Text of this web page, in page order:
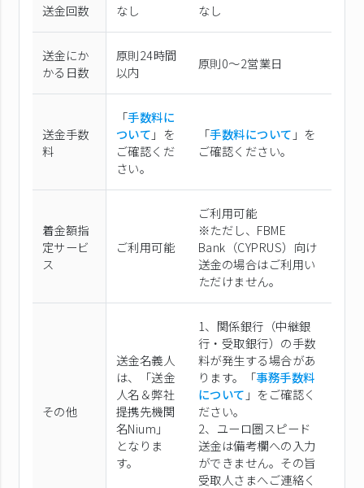
送金回数 なし なし
送金にか
かる日数
原則24時間
以内
原則0〜2営業日
送金手数
料
「手数料に
ついて 」を
ご確認くだ
さい。
「手数料について 」を
ご確認ください。
着金額指
定サービ
ス
ご利用可能
ご利用可能
※ただし、FBME
Bank（CYPRUS）向け
送金の場合はご利用い
ただけません。
その他
送金名義人
は、「送金
人名＆弊社
提携先機関
名Nium」
となりま
す。
1、関係銀行（中継銀
行・受取銀行）の手数
料が発生する場合があ
ります。「事務手数料
について 」をご確認く
ださい。
2、ユーロ圏スピード
送金は備考欄への入力
ができません。その旨
受取人さまへご連絡く